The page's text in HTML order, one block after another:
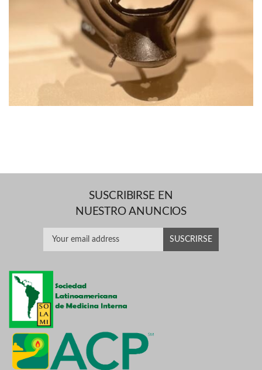
SUSCRIBIRSE EN
NUESTRO ANUNCIOS